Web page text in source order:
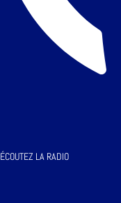
ÉCOUTEZ LA RADIO